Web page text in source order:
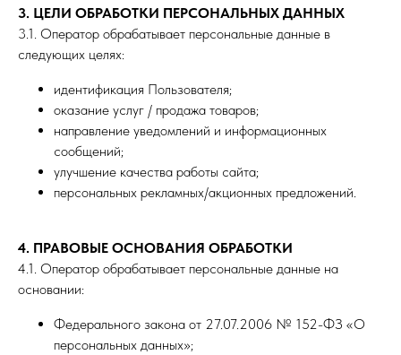
3. ЦЕЛИ ОБРАБОТКИ ПЕРСОНАЛЬНЫХ ДАННЫХ
3.1. Оператор обрабатывает персональные данные в
следующих целях:
идентификация Пользователя;
оказание услуг / продажа товаров;
направление уведомлений и информационных
сообщений;
улучшение качества работы сайта;
персональных рекламных/акционных предложений.
4. ПРАВОВЫЕ ОСНОВАНИЯ ОБРАБОТКИ
4.1. Оператор обрабатывает персональные данные на
основании:
Федерального закона от 27.07.2006 № 152-ФЗ «О
персональных данных»;